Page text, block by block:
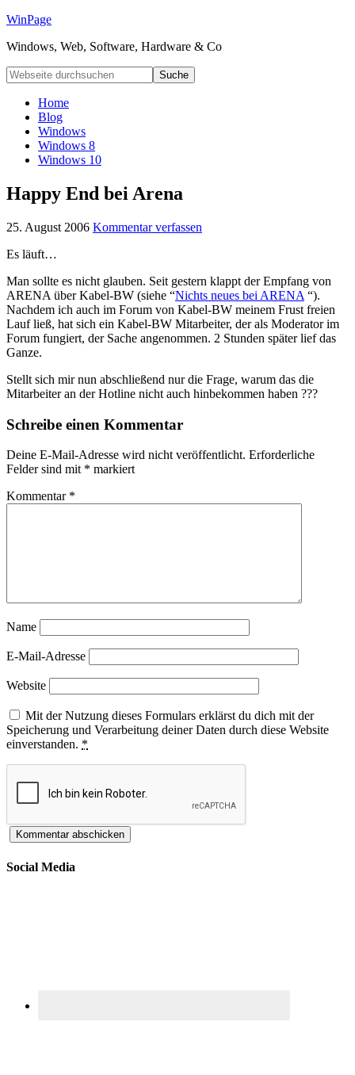
WinPage
Windows, Web, Software, Hardware & Co
Home
Blog
Windows
Windows 8
Windows 10
Happy End bei Arena
25. August 2006 Kommentar verfassen
Es läuft…
Man sollte es nicht glauben. Seit gestern klappt der Empfang von
ARENA über Kabel-BW (siehe “Nichts neues bei ARENA “).
Nachdem ich auch im Forum von Kabel-BW meinem Frust freien
Lauf ließ, hat sich ein Kabel-BW Mitarbeiter, der als Moderator im
Forum fungiert, der Sache angenommen. 2 Stunden später lief das
Ganze.
Stellt sich mir nun abschließend nur die Frage, warum das die
Mitarbeiter an der Hotline nicht auch hinbekommen haben ???
Schreibe einen Kommentar
Deine E-Mail-Adresse wird nicht veröffentlicht. Erforderliche
Felder sind mit * markiert
Kommentar *
Name
E-Mail-Adresse
Website
Mit der Nutzung dieses Formulars erklärst du dich mit der
Speicherung und Verarbeitung deiner Daten durch diese Website
einverstanden. *
Social Media